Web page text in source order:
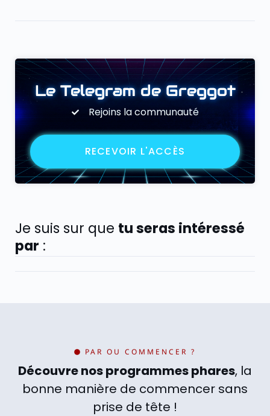
Le Telegram de Greggot
Rejoins la communauté
RECEVOIR L'ACCÈS
Je suis sur que tu seras intéressé
par :
PAR OU COMMENCER ?
Découvre nos programmes phares, la
bonne manière de commencer sans
prise de tête !